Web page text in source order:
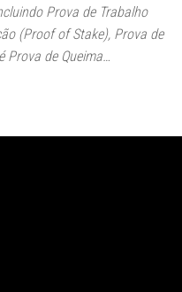
Prova de Trabalho
(Proof of Stake), Prova de
de Queima…